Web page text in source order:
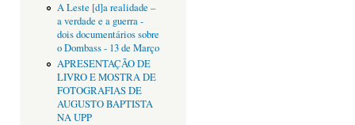
A Leste [d]a realidade –
a verdade e a guerra -
dois documentários sobre
o Dombass - 13 de Março
APRESENTAÇÃO DE
LIVRO E MOSTRA DE
FOTOGRAFIAS DE
AUGUSTO BAPTISTA
NA UPP